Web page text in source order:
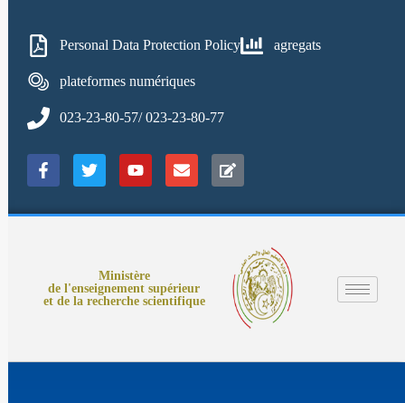
Personal Data Protection Policy agregats
plateformes numériques
023-23-80-57/ 023-23-80-77
Ministère
de l'enseignement supérieur
et de la recherche scientifique